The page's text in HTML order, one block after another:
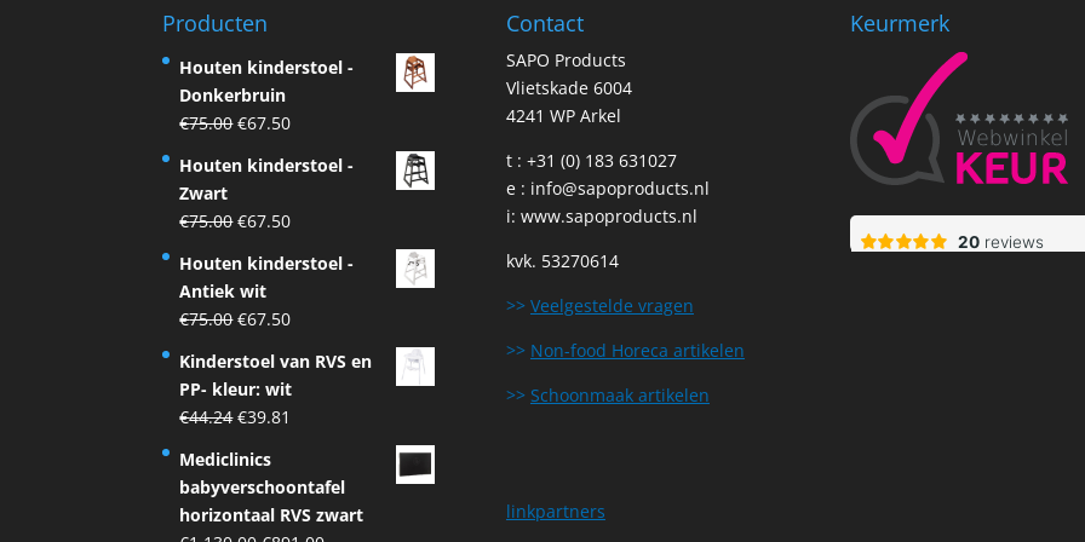
Producten
Houten kinderstoel -
Donkerbruin
€75.00Original
was:
€67.50Current
is:
Houten kinderstoel -
Zwart
€75.00Original
was:
€75.00.
€67.50Current
is:
Houten kinderstoel -
Antiek wit
€75.00Original
was:
€75.00.
€67.50Current
is:
€67.50.
Kinderstoel van RVS en
PP- kleur: wit
€44.24Original
was:
€44.24.
€39.81
€39.81.
Mediclinics
babyverschoontafel
horizontaal RVS zwart
Contact
SAPO Products
Vlietskade 6004
4241 WP Arkel
t : +31 (0) 183 631027
e : info@sapoproducts.nl
i: www.sapoproducts.nl
kvk. 53270614
>> Veelgestelde vragen
>> Non-food Horeca artikelen
>> Schoonmaak artikelen
linkpartners
Keurmerk